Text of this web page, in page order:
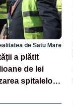
de Satu Mare
a plătit
de lei
spitalelor,